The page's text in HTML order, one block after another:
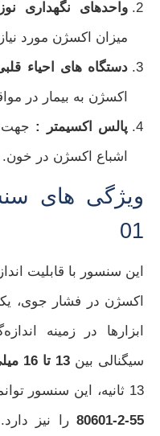
واحدهای نگهداری
میزان اکسژن مورد
دستگاه‌ های احیاء
اکسژن به بیمار در
پالس اکسیمتر : جهت
اشباع اکسژن در خون.
01
این سنسور با قابلیت
اکسژن در فشار جوی،
ابزارها در زمینه
سیگنالی بین 13 تا 16 میلی‌ ولت
13 ثانیه، این سنسور توانمندی همگام با
80601-2-55 را نیز